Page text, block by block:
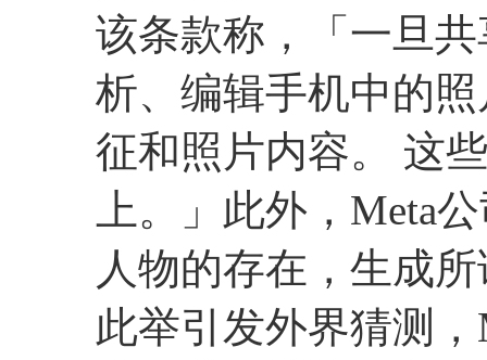
该条款称，「一旦
析、编辑手机中的
征和照片内容。 这
上。」此外，Meta
人物的存在，生成
此举引发外界猜测